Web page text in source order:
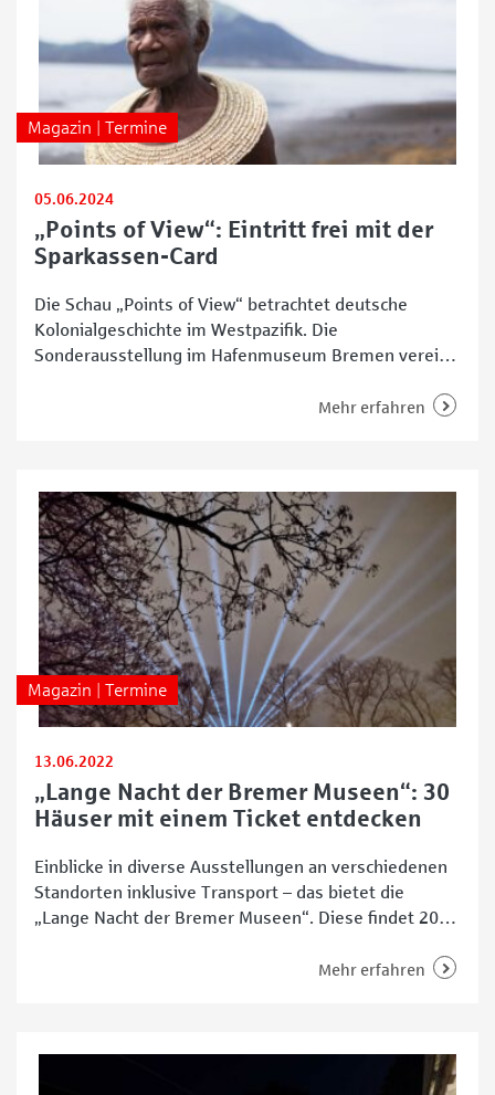
Magazin | Termine
05.06.2024
„Points of View“: Eintritt frei mit der
Sparkassen-Card
Die Schau „Points of View“ betrachtet deutsche
Kolonialgeschichte im Westpazifik. Die
Sonderausstellung im Hafenmuseum Bremen vereint
die komplexen historischen Verflechtungen zwischen
„Points of View“ entstand in enger Kooperation mit
dem
Mehr erfahren
Magazin | Termine
13.06.2022
„Lange Nacht der Bremer Museen“: 30
Häuser mit einem Ticket entdecken
Einblicke in diverse Ausstellungen an verschiedenen
Standorten inklusive Transport – das bietet die
„Lange Nacht der Bremer Museen“. Diese findet 2022
Eintritt in circa 30 Museen und Ausstellungshäuser
Mehr erfahren